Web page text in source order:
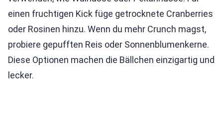
einen fruchtigen Kick füge getrocknete Cranberries
oder Rosinen hinzu. Wenn du mehr Crunch magst,
probiere gepufften Reis oder Sonnenblumenkerne.
Diese Optionen machen die Bällchen einzigartig und
lecker.